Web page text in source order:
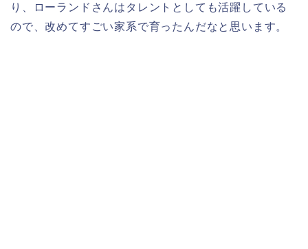
り、ローランドさんはタレントとしても活躍している
ので、改めてすごい家系で育ったんだなと思います。